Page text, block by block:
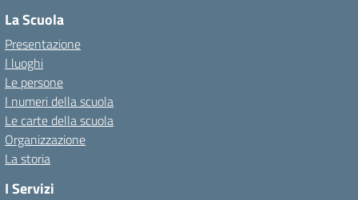
La Scuola
Presentazione
I luoghi
Le persone
I numeri della scuola
Le carte della scuola
Organizzazione
La storia
I Servizi